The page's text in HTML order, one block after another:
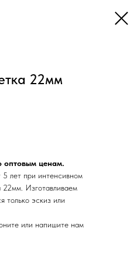
22мм
оптовым ценам.
5 лет при интенсивном
22мм. Изготавливаем
только эскиз или
или напишите нам